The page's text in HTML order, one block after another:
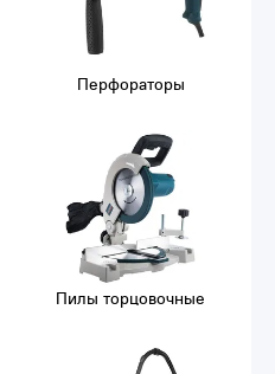
Перфораторы
Пилы торцовочные